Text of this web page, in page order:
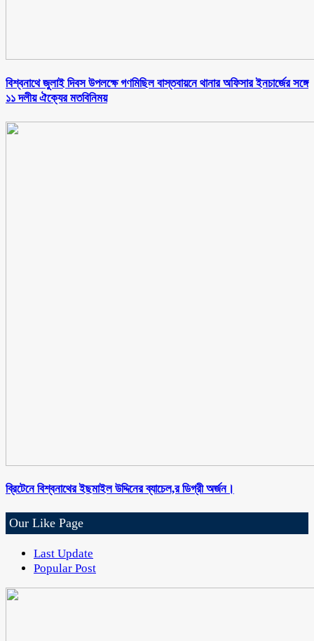
বিশ্বনাথে জুলাই দিবস উপলক্ষে গণমিছিল বাস্তবায়নে থানার অফিসার ইনচার্জের সঙ্গে
১১ দলীয় ঐক্যের মতবিনিময়
ব্রিটেনে বিশ্বনাথের ইছমাইল উদ্দিনের ব্যাচেল,র ডিগ্রী অর্জন।
Our Like Page
Last Update
Popular Post